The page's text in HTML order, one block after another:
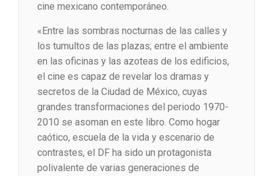
cine mexicano contemporáneo.
«Entre las sombras nocturnas de las calles y
los tumultos de las plazas; entre el ambiente
en las oficinas y las azoteas de los edificios,
el cine es capaz de revelar los dramas y
secretos de la Ciudad de México, cuyas
grandes transformaciones del periodo 1970-
2010 se asoman en este libro. Como hogar
caótico, escuela de la vida y escenario de
contrastes, el DF ha sido un protagonista
polivalente de varias generaciones de